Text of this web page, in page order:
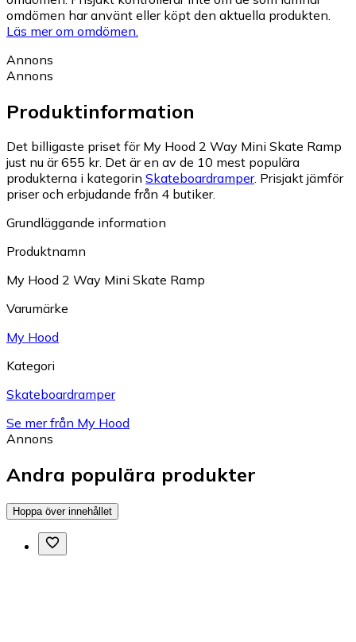
omdömen har använt eller köpt den aktuella produkten.
Läs mer om omdömen.
Annons
Annons
Produktinformation
Det billigaste priset för My Hood 2 Way Mini Skate Ramp
just nu är 655 kr. Det är en av de 10 mest populära
produkterna i kategorin Skateboardramper. Prisjakt jämför
priser och erbjudande från 4 butiker.
Grundläggande information
Produktnamn
My Hood 2 Way Mini Skate Ramp
Varumärke
My Hood
Kategori
Skateboardramper
Se mer från My Hood
Annons
Andra populära produkter
Hoppa över innehållet